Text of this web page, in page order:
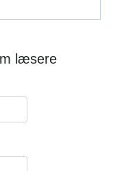
læsere